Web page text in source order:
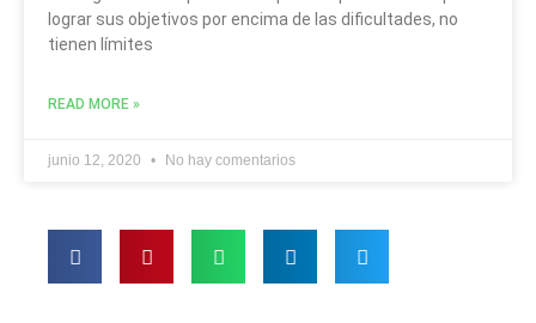
lograr sus objetivos por encima de las dificultades, no
tienen límites
READ MORE »
junio 12, 2020 No hay comentarios